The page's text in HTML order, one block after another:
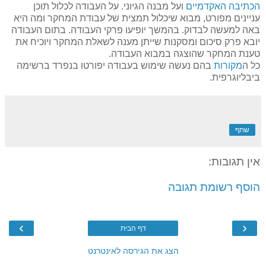
הכתיבה האקדמיים ועל מבנה הגיוני. על העבודה לכלול תוכן
עניינים מפורט, מבוא שיכלול תמצית של עבודת המחקר ומה היא
באה למעשה לבדוק. בהמשך יופיעו פרקי העבודה. בתום העבודה
יובא פרק סיכום ומסקנות שייתן מענה לשאלת המחקר ויוכיח את
טענת המחקר שהוצגה במבוא העבודה.
כל המקורות בהם נעשה שימוש בעבודה יפורטו בנפרד ברשימה
ביבליוגרפית.
שתף
אין תגובות:
הוסף רשומת תגובה
‹
› דף הבית
הצג את הגירסה לאינטרנט